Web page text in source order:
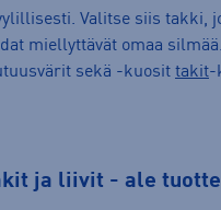
Valitse siis takki,
miellyttävät omaa
sekä -kuosit takit-
ja liivit - ale